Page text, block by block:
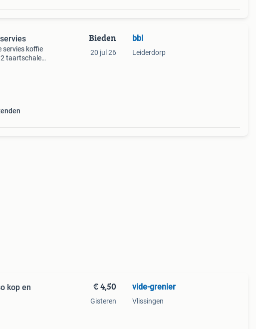
servies koffie
taartschalen
Bieden
20 jul 26
bbl
Leiderdorp
kop en
€ 4,50
Gisteren
vide-grenier
Vlissingen